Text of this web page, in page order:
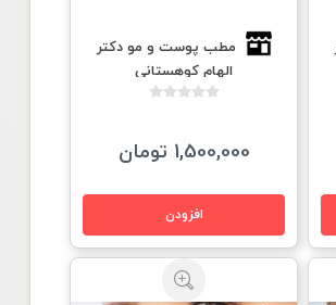
مطب پوست و مو دكتر
الهام كوهستانى
1,500,000 تومان